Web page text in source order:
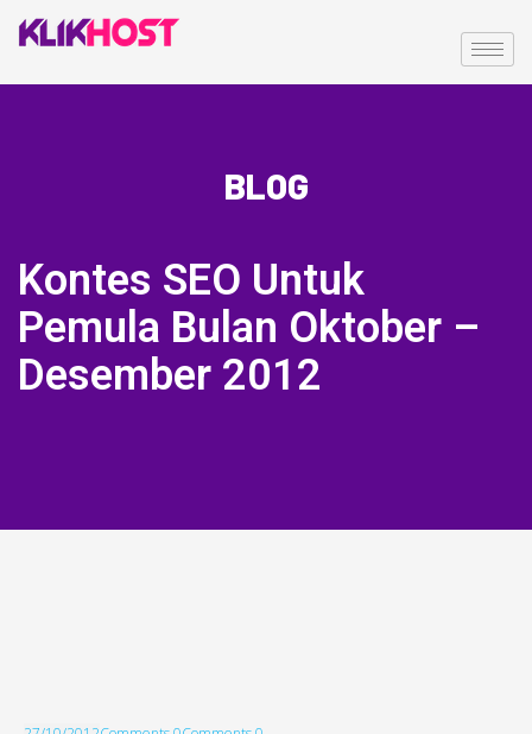
BLOG
Kontes SEO Untuk
Pemula Bulan Oktober –
Desember 2012